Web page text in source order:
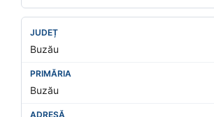
Buzău
Buzău